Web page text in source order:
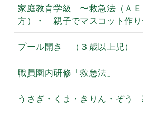
家庭教育学級 〜救急法（Ａ
方）・ 親子でマスコット作
プール開き （３歳以上児）
職員園内研修「救急法」
うさぎ・くま・きりん・ぞう